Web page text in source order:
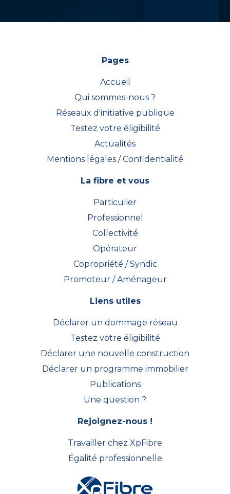
Pages
Accueil
Qui sommes-nous ?
Réseaux d'initiative publique
Testez votre éligibilité
Actualités
Mentions légales / Confidentialité
La fibre et vous
Particulier
Professionnel
Collectivité
Opérateur
Copropriété / Syndic
Promoteur / Aménageur
Liens utiles
Déclarer un dommage réseau
Testez votre éligibilité
Déclarer une nouvelle construction
Déclarer un programme immobilier
Publications
Une question ?
Rejoignez-nous !
Travailler chez XpFibre
Égalité professionnelle